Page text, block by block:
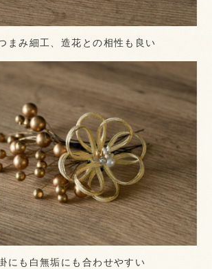
まみ細工、造花との相性も良い
にも白無垢にも合わせやすい